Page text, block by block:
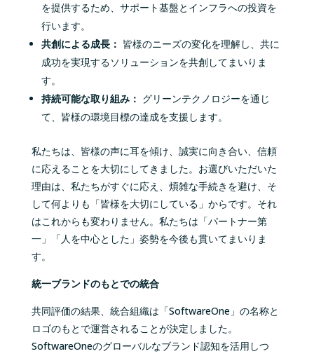
を提供するため、サポート基盤とインフラへの投資を
行います。
共創による成長： 皆様のニーズの変化を理解し、共に
成功を実現するソリューションを共創してまいりま
す。
持続可能な取り組み： グリーンテクノロジーを通じ
て、皆様の環境目標の達成を支援します。
私たちは、皆様の声に耳を傾け、誠実に向き合い、信頼
に応えることを大切にしてきました。お選びいただいた
理由は、私たちがすぐに応え、煩雑な手続きを避け、そ
して何よりも「皆様を大切にしている」からです。それ
はこれからも変わりません。私たちは「パートナー第
一」「人を中心とした」姿勢を今後も貫いてまいりま
す。
統一ブランドのもとでの統合
共同評価の結果、統合組織は「SoftwareOne」の名称と
ロゴのもとで運営されることが決定しました。
SoftwareOneのグローバルなブランド認知を活用しつ